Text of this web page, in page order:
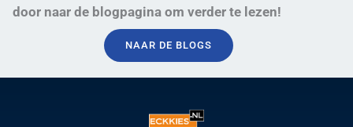
door naar de blogpagina om verder te lezen!
NAAR DE BLOGS